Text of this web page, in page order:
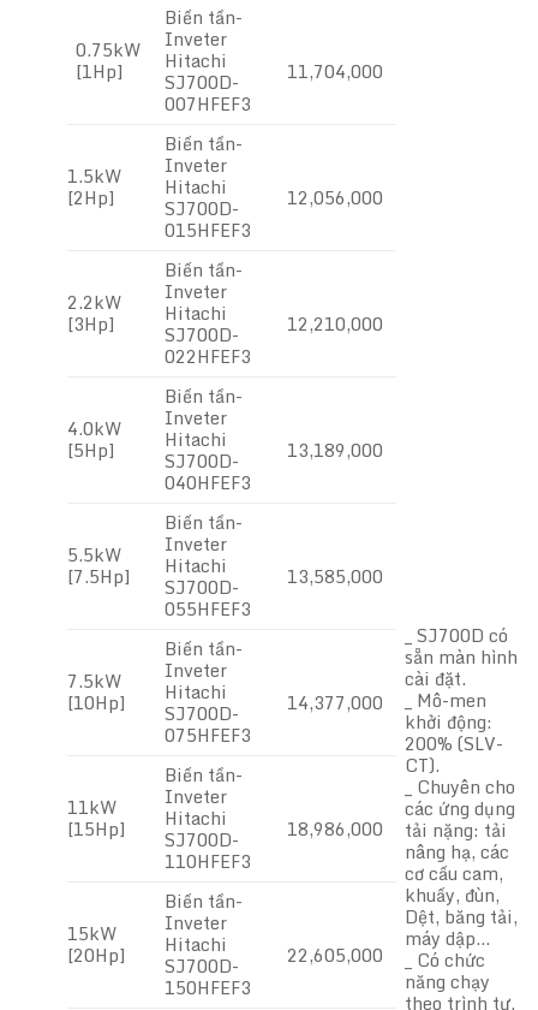
0.75kW
[1Hp]
Biến tần-
Inveter
Hitachi
SJ700D-
007HFEF3
11,704,000
_ SJ700D có
sẵn màn hình
cài đặt.
_ Mô-men
khởi động:
200% (SLV-
CT).
_ Chuyên cho
các ứng dụng
tải nặng: tải
nâng hạ, các
cơ cấu cam,
khuấy, đùn,
Dệt, băng tải,
máy dập…
_ Có chức
năng chạy
theo trình tự,
1.5kW
[2Hp]
Biến tần-
Inveter
Hitachi
SJ700D-
015HFEF3
12,056,000
2.2kW
[3Hp]
Biến tần-
Inveter
Hitachi
SJ700D-
022HFEF3
12,210,000
4.0kW
[5Hp]
Biến tần-
Inveter
Hitachi
SJ700D-
040HFEF3
13,189,000
5.5kW
[7.5Hp]
Biến tần-
Inveter
Hitachi
SJ700D-
055HFEF3
13,585,000
7.5kW
[10Hp]
Biến tần-
Inveter
Hitachi
SJ700D-
075HFEF3
14,377,000
11kW
[15Hp]
Biến tần-
Inveter
Hitachi
SJ700D-
110HFEF3
18,986,000
15kW
[20Hp]
Biến tần-
Inveter
Hitachi
SJ700D-
150HFEF3
22,605,000